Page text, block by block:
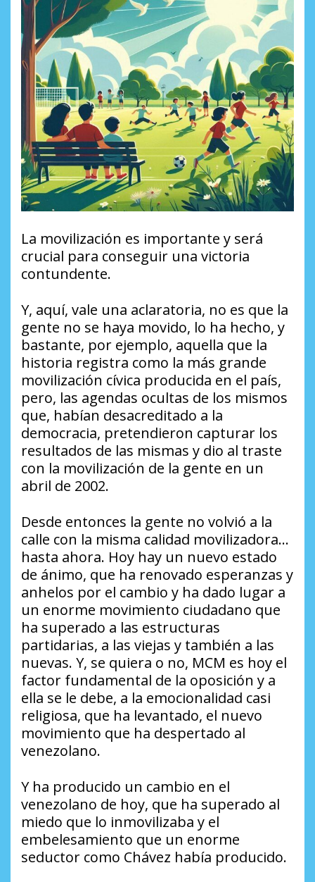
La movilización es importante y será
crucial para conseguir una victoria
contundente.
Y, aquí, vale una aclaratoria, no es que la
gente no se haya movido, lo ha hecho, y
bastante, por ejemplo, aquella que la
historia registra como la más grande
movilización cívica producida en el país,
pero, las agendas ocultas de los mismos
que, habían desacreditado a la
democracia, pretendieron capturar los
resultados de las mismas y dio al traste
con la movilización de la gente en un
abril de 2002.
Desde entonces la gente no volvió a la
calle con la misma calidad movilizadora…
hasta ahora. Hoy hay un nuevo estado
de ánimo, que ha renovado esperanzas y
anhelos por el cambio y ha dado lugar a
un enorme movimiento ciudadano que
ha superado a las estructuras
partidarias, a las viejas y también a las
nuevas. Y, se quiera o no, MCM es hoy el
factor fundamental de la oposición y a
ella se le debe, a la emocionalidad casi
religiosa, que ha levantado, el nuevo
movimiento que ha despertado al
venezolano.
Y ha producido un cambio en el
venezolano de hoy, que ha superado al
miedo que lo inmovilizaba y el
embelesamiento que un enorme
seductor como Chávez había producido.